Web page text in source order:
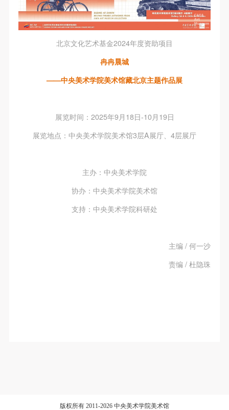
北京文化艺术基金2024年度资助项目
冉冉晨城
——中央美术学院美术馆藏北京主题作品展
展览时间：2025年9月18日-10月19日
展览地点：中央美术学院美术馆3层A展厅、4层展厅
主办：中央美术学院
协办：中央美术学院美术馆
支持：中央美术学院科研处
主编 / 何一沙
责编 / 杜隐珠
版权所有 2011-2026 中央美术学院美术馆